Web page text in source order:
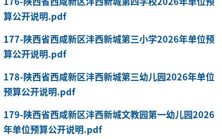
算公开说明.pdf
177-陕西省西咸新区沣西新城第三小学2026年单位预
算公开说明.pdf
178-陕西省西咸新区沣西新城第三幼儿园2026年单位
预算公开说明.pdf
179-陕西省西咸新区沣西新城文教园第一幼儿园2026
年单位预算公开说明.pdf